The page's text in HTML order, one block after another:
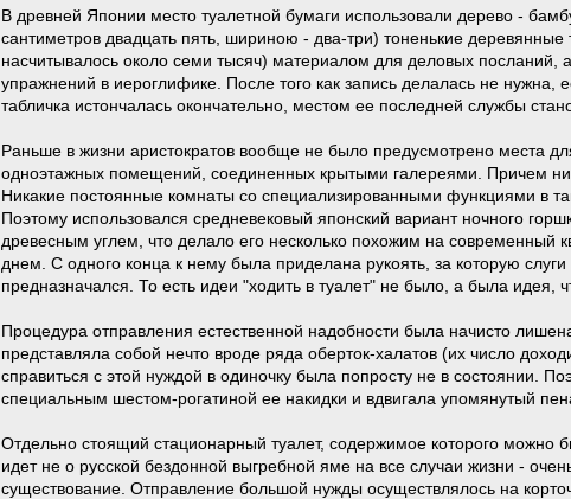
В древней Японии место туалетной бумаги использовали дерево -
сантиметров двадцать пять, шириною - два-три) тоненькие
насчитывалось около семи тысяч) материалом для деловых посланий,
упражнений в иероглифике. После того как запись делалась не
табличка истончалась окончательно, местом ее последней службы
Раньше в жизни аристократов вообще не было предусмотрено места
одноэтажных помещений, соединенных крытыми галереями. Причем
Никакие постоянные комнаты со специализированными функциями в
Поэтому использовался средневековый японский вариант ночного
древесным углем, что делало его несколько похожим на современный
днем. С одного конца к нему была приделана рукоять, за которую
предназначался. То есть идеи "ходить в туалет" не было, а была идея,
Процедура отправления естественной надобности была начисто
представляла собой нечто вроде ряда оберток-халатов (их число
справиться с этой нуждой в одиночку была попросту не в состоянии.
специальным шестом-рогатиной ее накидки и вдвигала упомянутый
Отдельно стоящий стационарный туалет, содержимое которого
идет не о русской бездонной выгребной яме на все случаи жизни -
существование. Отправление большой нужды осуществлялось на